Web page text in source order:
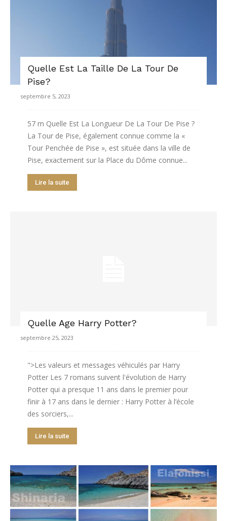
Quelle Est La Taille De La Tour De
Pise?
septembre 5, 2023
57 m Quelle Est La Longueur De La Tour De Pise ?
La Tour de Pise, également connue comme la «
Tour Penchée de Pise », est située dans la ville de
Pise, exactement sur la Place du Dôme connue...
Lire la suite
Quelle Age Harry Potter?
septembre 25, 2023
">Les valeurs et messages véhiculés par Harry
Potter Les 7 romans suivent l'évolution de Harry
Potter qui a presque 11 ans dans le premier pour
finir à 17 ans dans le dernier : Harry Potter à l’école
des sorciers,...
Lire la suite